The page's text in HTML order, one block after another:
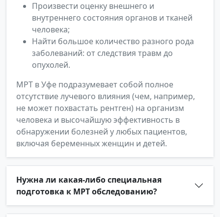
Произвести оценку внешнего и
внутреннего состояния органов и тканей
человека;
Найти большое количество разного рода
заболеваний: от следствия травм до
опухолей.
МРТ в Уфе подразумевает собой полное
отсутствие лучевого влияния (чем, например,
не может похвастать рентген) на организм
человека и высочайшую эффективность в
обнаружении болезней у любых пациентов,
включая беременных женщин и детей.
Нужна ли какая-либо специальная
подготовка к МРТ обследованию?